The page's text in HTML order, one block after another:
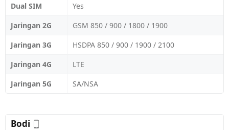
Dual SIM
Yes
Jaringan 2G
GSM 850 / 900 / 1800 / 1900
Jaringan 3G
HSDPA 850 / 900 / 1900 / 2100
Jaringan 4G
LTE
Jaringan 5G
SA/NSA
Bodi